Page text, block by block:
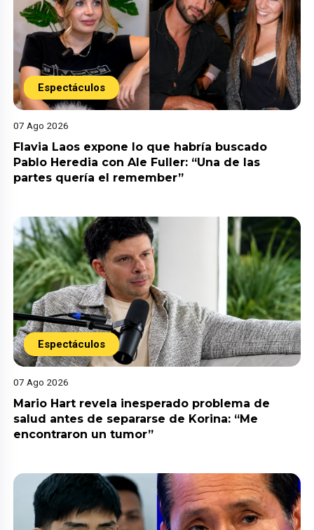
Espectáculos
07 Ago 2026
Flavia Laos expone lo que habría buscado
Pablo Heredia con Ale Fuller: “Una de las
partes quería el remember”
Espectáculos
07 Ago 2026
Mario Hart revela inesperado problema de
salud antes de separarse de Korina: “Me
encontraron un tumor”